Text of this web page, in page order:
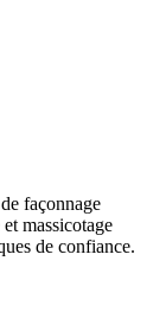
façonnage
massicotage
de confiance.